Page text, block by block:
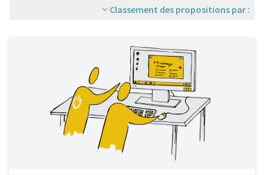
Classement des propositions par :